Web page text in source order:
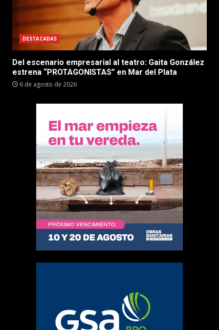
DESTACADAS
Del escenario empresarial al teatro: Gaita González
estrena “PROTAGONISTAS” en Mar del Plata
6 de agosto de 2026